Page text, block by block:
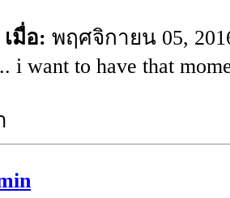
มื่อ: พฤศจิกายน 05,
i want to have that